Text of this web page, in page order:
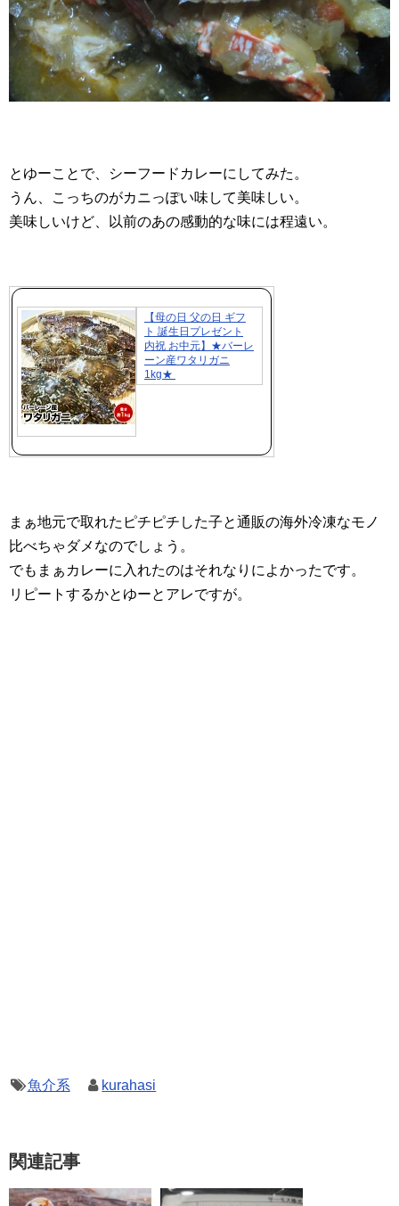
とゆーことで、シーフードカレーにしてみた。
うん、こっちのがカニっぽい味して美味しい。
美味しいけど、以前のあの感動的な味には程遠い。
【母の日 父の日 ギフ
ト 誕生日プレゼント
内祝 お中元】★バーレ
ーン産ワタリガニ
1kg★
まぁ地元で取れたピチピチした子と通販の海外冷凍なモノ
比べちゃダメなのでしょう。
でもまぁカレーに入れたのはそれなりによかったです。
リピートするかとゆーとアレですが。
魚介系 kurahasi
関連記事